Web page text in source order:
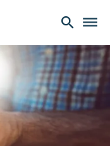
search dehaze